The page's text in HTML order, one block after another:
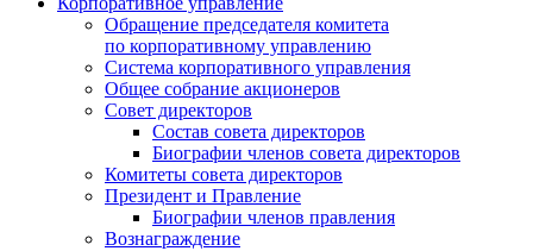
Обращение председателя комитета
по корпоративному управлению
Система корпоративного управления
Общее собрание акционеров
Совет директоров
Состав совета директоров
Биографии членов совета директоров
Комитеты совета директоров
Президент и Правление
Биографии членов правления
Вознаграждение